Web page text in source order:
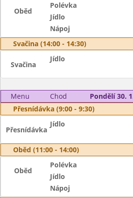
Oběd
Polévka
Jídlo
Nápoj
Svačina (14:00 - 14:30)
Svačina
Jídlo
Menu Chod
Pondělí 30.
Přesnídávka (9:00 - 9:30)
Přesnídávka
Jídlo
Oběd (11:00 - 14:00)
Oběd
Polévka
Jídlo
Nápoj